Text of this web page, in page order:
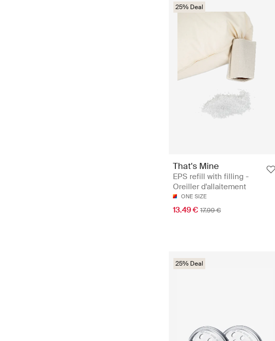
25% Deal
That's Mine
EPS refill with filling -
Oreiller d'allaitement
ONE SIZE
13.49 € 17.99 €
25% Deal